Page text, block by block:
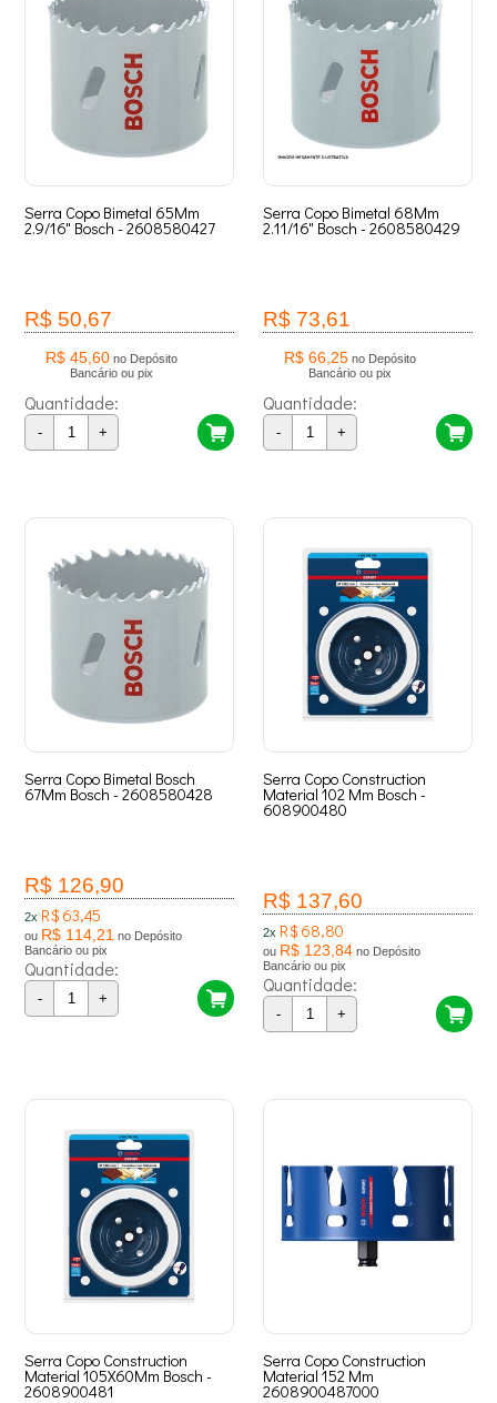
Serra Copo Bimetal 65Mm
2.9/16" Bosch - 2608580427
R$ 50,67
R$ 45,60 no Depósito
Bancário ou pix
Quantidade:
- +
Serra Copo Bimetal 68Mm
2.11/16" Bosch - 2608580429
R$ 73,61
R$ 66,25 no Depósito
Bancário ou pix
Quantidade:
- +
Serra Copo Bimetal Bosch
67Mm Bosch - 2608580428
R$ 126,90
2x R$ 63,45
ou R$ 114,21 no Depósito
Bancário ou pix
Quantidade:
- +
Serra Copo Construction
Material 102 Mm Bosch -
608900480
R$ 137,60
2x R$ 68,80
ou R$ 123,84 no Depósito
Bancário ou pix
Quantidade:
- +
Serra Copo Construction
Material 105X60Mm Bosch -
2608900481
Serra Copo Construction
Material 152 Mm
2608900487000